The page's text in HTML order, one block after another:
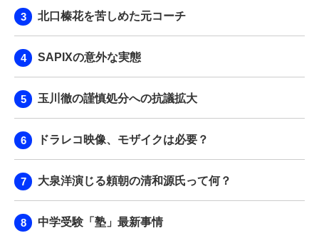
北口榛花を苦しめた元コーチ
SAPIXの意外な実態
玉川徹の謹慎処分への抗議拡大
ドラレコ映像、モザイクは必要？
大泉洋演じる頼朝の清和源氏って何？
中学受験「塾」最新事情